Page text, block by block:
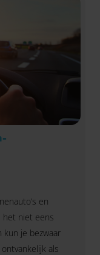
en
het niet eens
kun je bezwaar
als